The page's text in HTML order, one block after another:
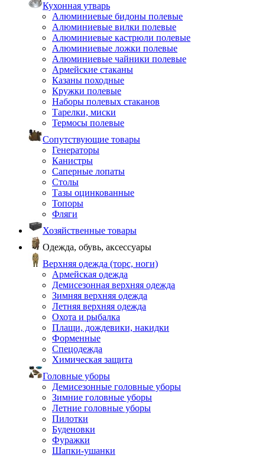
Кухонная утварь
Алюминиевые бидоны полевые
Алюминиевые вилки полевые
Алюминиевые кастрюли полевые
Алюминиевые ложки полевые
Алюминиевые чайники полевые
Армейские стаканы
Казаны походные
Кружки полевые
Наборы полевых стаканов
Тарелки, миски
Термосы полевые
Сопутствующие товары
Генераторы
Канистры
Саперные лопаты
Столы
Тазы оцинкованные
Топоры
Фляги
Хозяйственные товары
Одежда, обувь, аксессуары
Верхняя одежда (торс, ноги)
Армейская одежда
Демисезонная верхняя одежда
Зимняя верхняя одежда
Летняя верхняя одежда
Охота и рыбалка
Плащи, дождевики, накидки
Форменные
Спецодежда
Химическая защита
Головные уборы
Демисезонные головные уборы
Зимние головные уборы
Летние головные уборы
Пилотки
Буденовки
Фуражки
Шапки-ушанки